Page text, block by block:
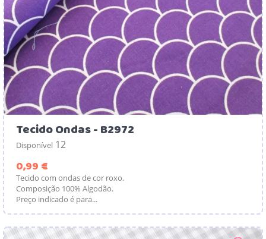
Tecido Ondas - B2972
Disponível 12
0,99 €
Tecido com ondas de cor roxo.
Composição 100% Algodão.
Preço indicado é para...